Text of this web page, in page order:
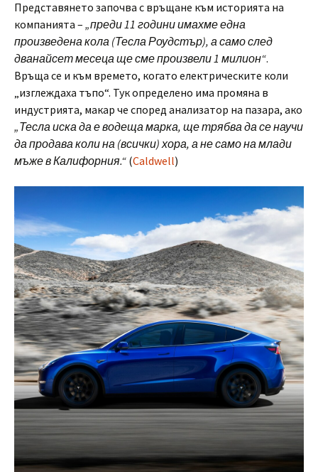
Представянето започва с връщане към историята на
компанията – „преди 11 години имахме една
произведена кола (Тесла Роудстър), а само след
дванайсет месеца ще сме произвели 1 милион“.
Връща се и към времето, когато електрическите коли
„изглеждаха тъпо“. Тук определено има промяна в
индустрията, макар че според анализатор на пазара, ако
„Тесла иска да е водеща марка, ще трябва да се научи
да продава коли на (всички) хора, а не само на млади
мъже в Калифорния.“ (Caldwell)